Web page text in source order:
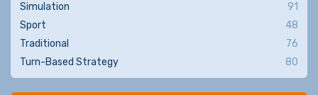
Simulation
91
Sport
48
Traditional
76
Turn-Based Strategy
80